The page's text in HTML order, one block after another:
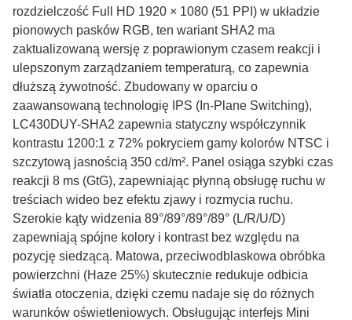
rozdzielczość Full HD 1920 × 1080 (51 PPI) w układzie
pionowych pasków RGB, ten wariant SHA2 ma
zaktualizowaną wersję z poprawionym czasem reakcji i
ulepszonym zarządzaniem temperaturą, co zapewnia
dłuższą żywotność. Zbudowany w oparciu o
zaawansowaną technologię IPS (In-Plane Switching),
LC430DUY-SHA2 zapewnia statyczny współczynnik
kontrastu 1200:1 z 72% pokryciem gamy kolorów NTSC i
szczytową jasnością 350 cd/m². Panel osiąga szybki czas
reakcji 8 ms (GtG), zapewniając płynną obsługę ruchu w
treściach wideo bez efektu zjawy i rozmycia ruchu.
Szerokie kąty widzenia 89°/89°/89°/89° (L/R/U/D)
zapewniają spójne kolory i kontrast bez względu na
pozycję siedzącą. Matowa, przeciwodblaskowa obróbka
powierzchni (Haze 25%) skutecznie redukuje odbicia
światła otoczenia, dzięki czemu nadaje się do różnych
warunków oświetleniowych. Obsługując interfejs Mini